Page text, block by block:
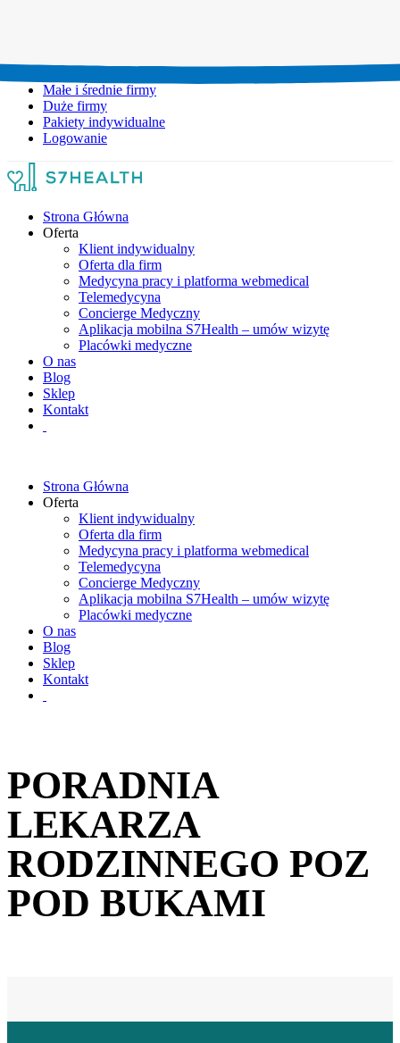
Małe i średnie firmy
Duże firmy
Pakiety indywidualne
Logowanie
Strona Główna
Oferta
Klient indywidualny
Oferta dla firm
Medycyna pracy i platforma webmedical
Telemedycyna
Concierge Medyczny
Aplikacja mobilna S7Health – umów wizytę
Placówki medyczne
O nas
Blog
Sklep
Kontakt
Strona Główna
Oferta
Klient indywidualny
Oferta dla firm
Medycyna pracy i platforma webmedical
Telemedycyna
Concierge Medyczny
Aplikacja mobilna S7Health – umów wizytę
Placówki medyczne
O nas
Blog
Sklep
Kontakt
PORADNIA
LEKARZA
RODZINNEGO POZ
POD BUKAMI